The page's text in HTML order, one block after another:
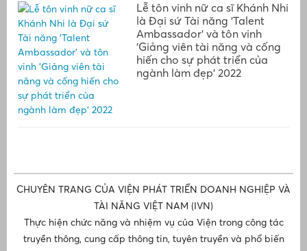
Lễ tôn vinh nữ ca sĩ Khánh Nhi
là Đại sứ Tài năng 'Talent
Ambassador' và tôn vinh
'Giảng viên tài năng và cống
hiến cho sự phát triển của
ngành làm đẹp' 2022
CHUYÊN TRANG CỦA VIỆN PHÁT TRIỂN DOANH NGHIỆP VÀ
TÀI NĂNG VIỆT NAM (IVN)
Thực hiện chức năng và nhiệm vụ của Viện trong công tác
truyền thông, cung cấp thông tin, tuyên truyền và phổ biến